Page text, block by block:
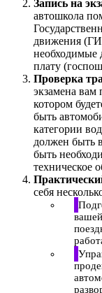
Запись на
автошкола
движения
необходимые
плату
Проверка
экзамена вам
котором
быть
категории
должен быть
быть
техническое
себя